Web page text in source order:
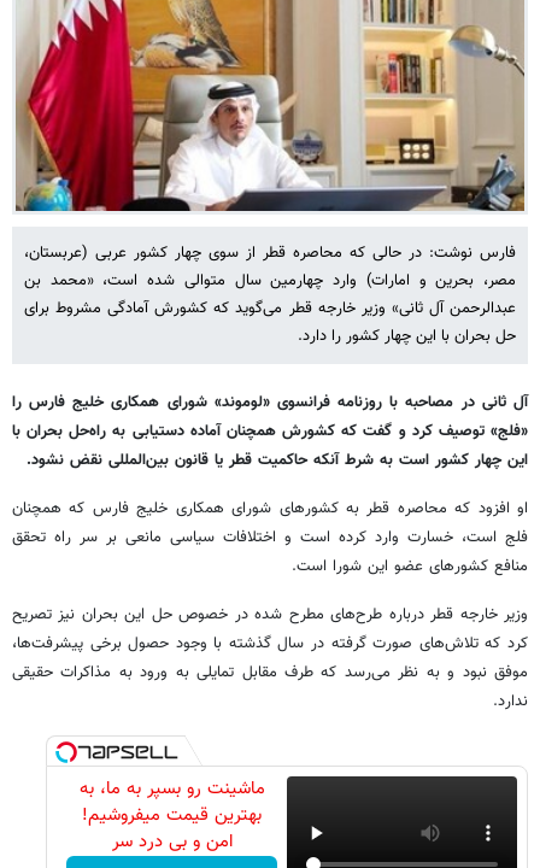
فارس نوشت: در حالی که محاصره قطر از سوی چهار کشور عربی (عربستان،
مصر، بحرین و امارات) وارد چهارمین سال متوالی شده است، «محمد بن
عبدالرحمن آل ثانی» وزیر خارجه قطر می‌گوید که کشورش آمادگی مشروط برای
حل بحران با این چهار کشور را دارد.
آل ثانی در مصاحبه با روزنامه فرانسوی «لوموند» شورای همکاری خلیج فارس را
«فلج» توصیف کرد و گفت که کشورش همچنان آماده دستیابی به راه‌حل بحران با
این چهار کشور است به شرط آنکه حاکمیت قطر یا قانون بین‌المللی نقض نشود.
او افزود که محاصره قطر به کشورهای شورای همکاری خلیج فارس که همچنان
فلج است، خسارت وارد کرده است و اختلافات سیاسی مانعی بر سر راه تحقق
منافع کشورهای عضو این شورا است.
وزیر خارجه قطر درباره طرح‌های مطرح شده در خصوص حل این بحران نیز تصریح
کرد که تلاش‌های صورت گرفته در سال گذشته با وجود حصول برخی پیشرفت‌ها،
موفق نبود و به نظر می‌رسد که طرف مقابل تمایلی به ورود به مذاکرات حقیقی
ندارد.
ماشینت رو بسپر به ما، به
بهترین قیمت میفروشیم!
امن و بی درد سر